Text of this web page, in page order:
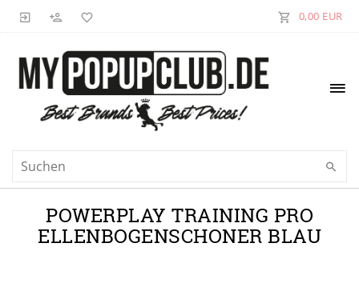
0,00 EUR
POWERPLAY TRAINING PRO
ELLENBOGENSCHONER BLAU